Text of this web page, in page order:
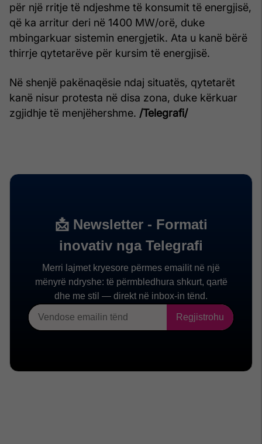
për një rritje të ndjeshme të konsumit të energjisë,
që ka arritur deri në 1400 MW/orë, duke
mbingarkuar sistemin energjetik. Ata u kanë bërë
thirrje qytetarëve për kursim të energjisë.
Në shenjë pakënaqësie ndaj situatës, qytetarët
kanë nisur protesta në disa zona, duke kërkuar
zgjidhje të menjëhershme. /Telegrafi/